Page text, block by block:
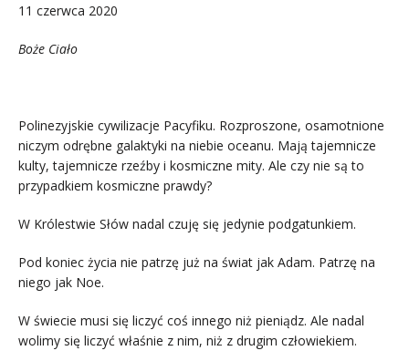
11 czerwca 2020
Boże Ciało
Polinezyjskie cywilizacje Pacyfiku. Rozproszone, osamotnione
niczym odrębne galaktyki na niebie oceanu. Mają tajemnicze
kulty, tajemnicze rzeźby i kosmiczne mity. Ale czy nie są to
przypadkiem kosmiczne prawdy?
W Królestwie Słów nadal czuję się jedynie podgatunkiem.
Pod koniec życia nie patrzę już na świat jak Adam. Patrzę na
niego jak Noe.
W świecie musi się liczyć coś innego niż pieniądz. Ale nadal
wolimy się liczyć właśnie z nim, niż z drugim człowiekiem.